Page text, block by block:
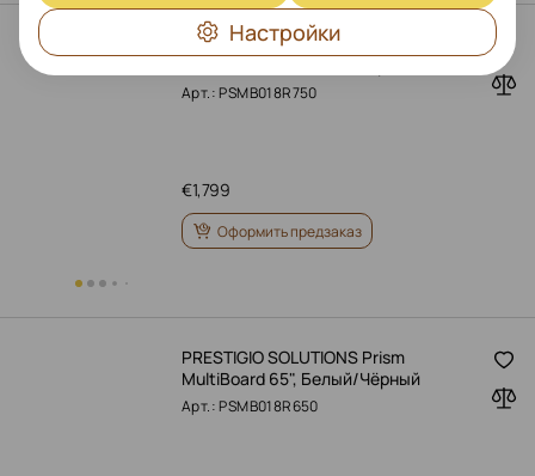
PRESTIGIO SOLUTIONS Prism
Арт.: PSMB018R750
1,799
€
Оформить предзаказ
PRESTIGIO SOLUTIONS Prism
MultiBoard 65", Белый/Чёрный
Арт.: PSMB018R650
Настройки